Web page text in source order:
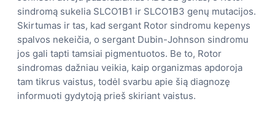
sindromą sukelia SLCO1B1 ir SLCO1B3 genų mutacijos.
Skirtumas ir tas, kad sergant Rotor sindromu kepenys
spalvos nekeičia, o sergant Dubin-Johnson sindromu
jos gali tapti tamsiai pigmentuotos. Be to, Rotor
sindromas dažniau veikia, kaip organizmas apdoroja
tam tikrus vaistus, todėl svarbu apie šią diagnozę
informuoti gydytoją prieš skiriant vaistus.